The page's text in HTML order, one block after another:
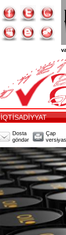
İQTİSADİYYAT
Dosta
göndər
Çap